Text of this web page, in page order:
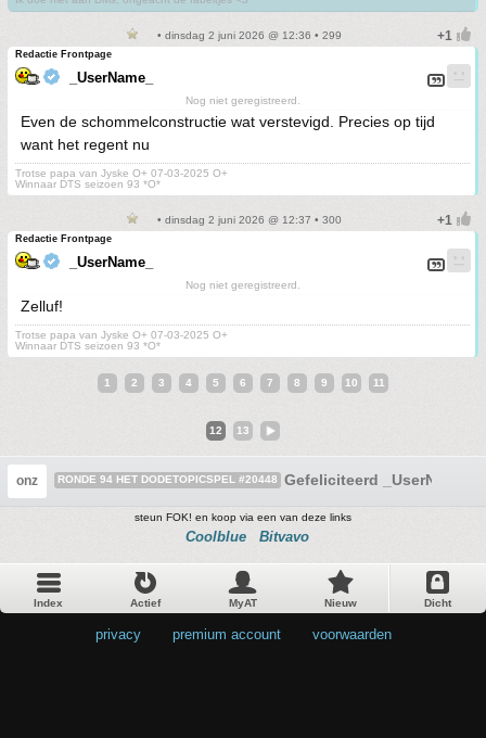
• dinsdag 2 juni 2026 @ 12:36 • 299
Redactie Frontpage
_UserName_
Nog niet geregistreerd.
Even de schommelconstructie wat verstevigd. Precies op tijd
want het regent nu
Trotse papa van Jyske O+ 07-03-2025 O+
Winnaar DTS seizoen 93 *O*
• dinsdag 2 juni 2026 @ 12:37 • 300
Redactie Frontpage
_UserName_
Nog niet geregistreerd.
Zelluf!
Trotse papa van Jyske O+ 07-03-2025 O+
Winnaar DTS seizoen 93 *O*
1 2 3 4 5 6 7 8 9 10 11
12 13
onz RONDE 94 HET DODETOPICSPEL #20448 Gefeliciteerd _UserName_
steun FOK! en koop via een van deze links
Coolblue Bitvavo
Index Actief MyAT Nieuw Dicht
privacy premium account voorwaarden